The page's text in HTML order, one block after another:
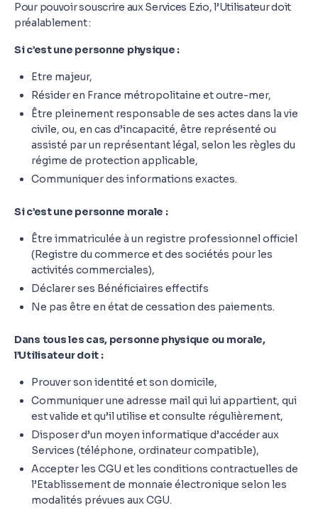
Pour pouvoir souscrire aux Services Ezio, l’Utilisateur doit
préalablement :
Si c’est une personne physique :
Etre majeur,
Résider en France métropolitaine et outre-mer,
Être pleinement responsable de ses actes dans la vie
civile, ou, en cas d’incapacité, être représenté ou
assisté par un représentant légal, selon les règles du
régime de protection applicable,
Communiquer des informations exactes.
Si c’est une personne morale :
Être immatriculée à un registre professionnel officiel
(Registre du commerce et des sociétés pour les
activités commerciales),
Déclarer ses Bénéficiaires effectifs
Ne pas être en état de cessation des paiements.
Dans tous les cas, personne physique ou morale,
l’Utilisateur doit :
Prouver son identité et son domicile,
Communiquer une adresse mail qui lui appartient, qui
est valide et qu’il utilise et consulte régulièrement,
Disposer d’un moyen informatique d’accéder aux
Services (téléphone, ordinateur compatible),
Accepter les CGU et les conditions contractuelles de
l’Etablissement de monnaie électronique selon les
modalités prévues aux CGU.